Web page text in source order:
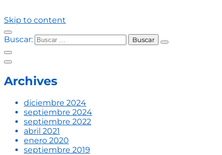
Skip to content
Buscar:
Archives
diciembre 2024
septiembre 2024
septiembre 2022
abril 2021
enero 2020
septiembre 2019